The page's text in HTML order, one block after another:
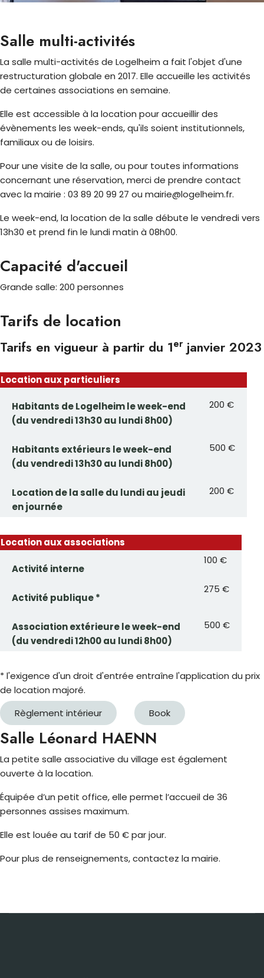
Salle multi-activités
La salle multi-activités de Logelheim a fait l'objet d'une
restructuration globale en 2017. Elle accueille les activités
de certaines associations en semaine.
Elle est accessible à la location pour accueillir des
évènements les week-ends, qu'ils soient institutionnels,
familiaux ou de loisirs.
Pour une visite de la salle, ou pour toutes informations
concernant une réservation, merci de prendre contact
avec la mairie : 03 89 20 99 27 ou mairie@logelheim.fr.
Le week-end, la location de la salle débute le vendredi vers
13h30 et prend fin le lundi matin à 08h00.
Capacité d'accueil
Grande salle: 200 personnes
Tarifs de location
Tarifs en vigueur à partir du 1erjanvier 2023
Location aux particuliers
Habitants de Logelheim le week-end
(du vendredi 13h30 au lundi 8h00)
200 €
Habitants extérieurs le week-end
(du vendredi 13h30 au lundi 8h00)
500 €
Location de la salle du lundi au jeudi
en journée
200 €
Location aux associations
Activité interne
100 €
Activité publique *
275 €
Association extérieure le week-end
(du vendredi 12h00 au lundi 8h00)
500 €
* l'exigence d'un droit d'entrée entraîne l'application du prix
de location majoré.
Règlement intérieur
Book
Salle Léonard HAENN
La petite salle associative du village est également
ouverte à la location.
Équipée d’un petit office, elle permet l’accueil de 36
personnes assises maximum.
Elle est louée au tarif de 50 € par jour.
Pour plus de renseignements, contactez la mairie.